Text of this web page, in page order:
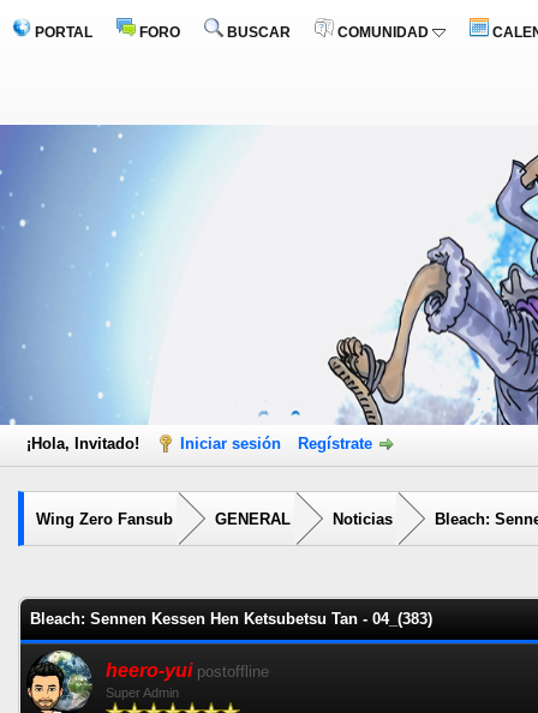
PORTAL FORO BUSCAR COMUNIDAD
¡Hola, Invitado! Iniciar sesión Regístrate
Wing Zero Fansub GENERAL Noticias Bleach:
Bleach: Sennen Kessen Hen Ketsubetsu Tan - 04_(383)
heero-yui postoffline
Super Admin